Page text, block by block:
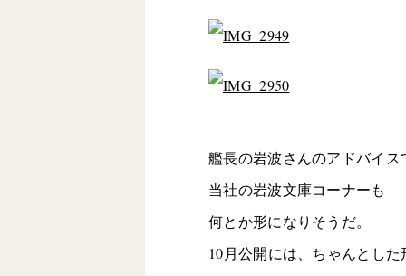
艦長の岩波さんのアドバイス
当社の岩波文庫コーナーも
何とか形になりそうだ。
10月公開には、ちゃんとした